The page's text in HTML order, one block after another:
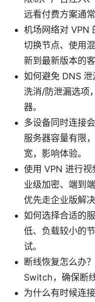
远看付费方案通常
机场网络对 VPN
切换节点、使用
新到最新版本的
如何避免 DNS
洗消/防泄漏选项
器。
多设备同时连接
服务器容量有限
宽，影响体验。
使用 VPN 进行
业级加密、端到
优先走企业版解决
如何选择合适的
低、负载较小的
试。
断线恢复怎么办
Switch，确保断
为什么有时候连